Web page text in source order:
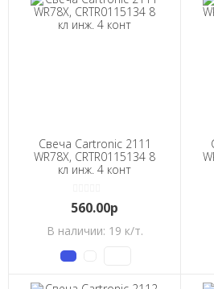
Свеча Cartronic 2111
WR78X, CRTR0115134 8
кл инж. 4 конт
560.00р
В наличии: 19 к/т.